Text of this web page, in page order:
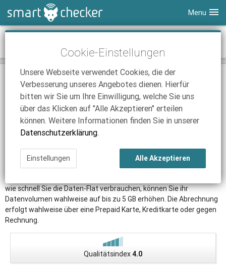
Menu
Smartphone Vergleich
Anbieter
iPhone Tarifvergleich
News
Ratgeber
Tarifvergleich
Tablet Vergleich
Surfsticks
iPad Tarifvergleich
News
Tarifvergleich
Internetanbieter
DSL Tarife
News
SmartChecker TV
TARIF
Stick oder einem geeigneten Tablet in das mobile Internet. Der
Prepaid-Tarif umfasst eine 3 GB Daten-Flat bei einer max.
wie schnell Sie die Daten-Flat verbrauchen, können Sie ihr
Datenvolumen wahlweise auf bis zu 5 GB erhöhen. Die Abrechnung
erfolgt wahlweise über eine Prepaid Karte, Kreditkarte oder gegen
Rechnung.
Qualitätsindex4.0
Cookie-Einstellungen
Unsere Webseite verwendet Cookies, die der
Verbesserung unseres Angebotes dienen. Hierfür
bitten wir Sie um Ihre Einwilligung, welche Sie uns
über das Klicken auf "Alle Akzeptieren" erteilen
können. Weitere Informationen finden Sie in unserer
Datenschutzerklärung.
Einstellungen Alle Akzeptieren